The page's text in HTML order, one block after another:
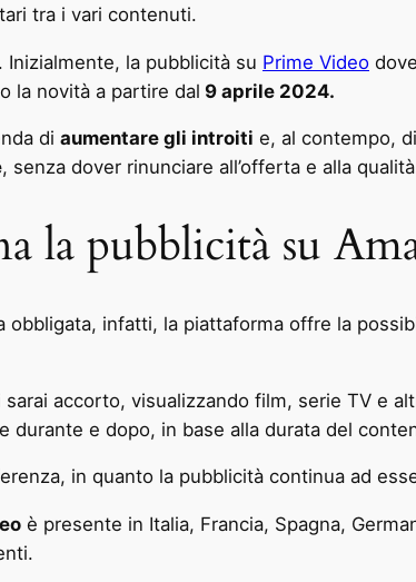
tra i vari contenuti.
la pubblicità su Prime Video
la novità a partire dal 9 aprile 2024.
di aumentare gli introiti e, al contempo,
, senza dover rinunciare all’offerta e alla
la pubblicità su
obbligata, infatti, la piattaforma offre la
accorto, visualizzando film, serie TV e
durante e dopo, in base alla durata del
in quanto la pubblicità continua ad
è presente in Italia, Francia, Spagna,